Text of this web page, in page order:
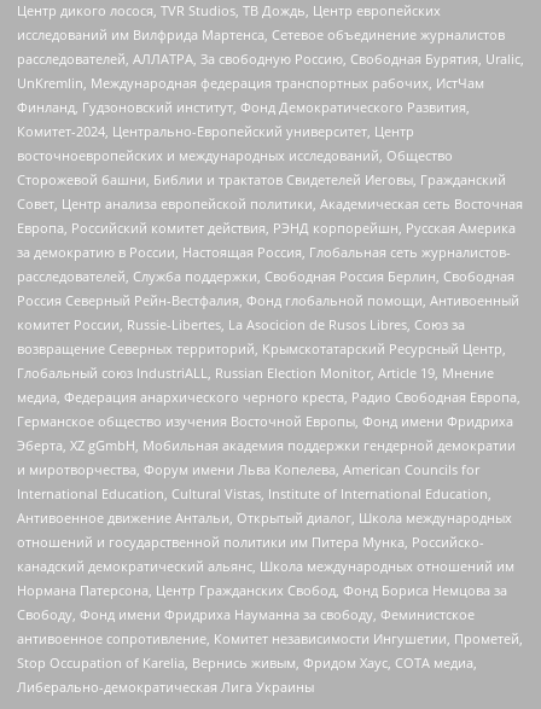
Центр дикого лосося, TVR Studios, ТВ Дождь, Центр европейских
исследований им Вилфрида Мартенса, Сетевое объединение журналистов
расследователей, АЛЛАТРА, За свободную Россию, Свободная Бурятия, Uralic,
UnKremlin, Международная федерация транспортных рабочих, ИстЧам
Финланд, Гудзоновский институт, Фонд Демократического Развития,
Комитет-2024, Центрально-Европейский университет, Центр
восточноевропейских и международных исследований, Общество
Сторожевой башни, Библии и трактатов Свидетелей Иеговы, Гражданский
Совет, Центр анализа европейской политики, Академическая сеть Восточная
Европа, Российский комитет действия, РЭНД корпорейшн, Русская Америка
за демократию в России, Настоящая Россия, Глобальная сеть журналистов-
расследователей, Служба поддержки, Свободная Россия Берлин, Свободная
Россия Северный Рейн-Вестфалия, Фонд глобальной помощи, Антивоенный
комитет России, Russie-Libertes, La Asocicion de Rusos Libres, Союз за
возвращение Северных территорий, Крымскотатарский Ресурсный Центр,
Глобальный союз IndustriALL, Russian Election Monitor, Article 19, Мнение
медиа, Федерация анархического черного креста, Радио Свободная Европа,
Германское общество изучения Восточной Европы, Фонд имени Фридриха
Эберта, XZ gGmbH, Мобильная академия поддержки гендерной демократии
и миротворчества, Форум имени Льва Копелева, American Councils for
International Education, Cultural Vistas, Institute of International Education,
Антивоенное движение Антальи, Открытый диалог, Школа международных
отношений и государственной политики им Питера Мунка, Российско-
канадский демократический альянс, Школа международных отношений им
Нормана Патерсона, Центр Гражданских Свобод, Фонд Бориса Немцова за
Свободу, Фонд имени Фридриха Науманна за свободу, Феминистское
антивоенное сопротивление, Комитет независимости Ингушетии, Прометей,
Stop Occupation of Karelia, Вернись живым, Фридом Хаус, СОТА медиа,
Либерально-демократическая Лига Украины